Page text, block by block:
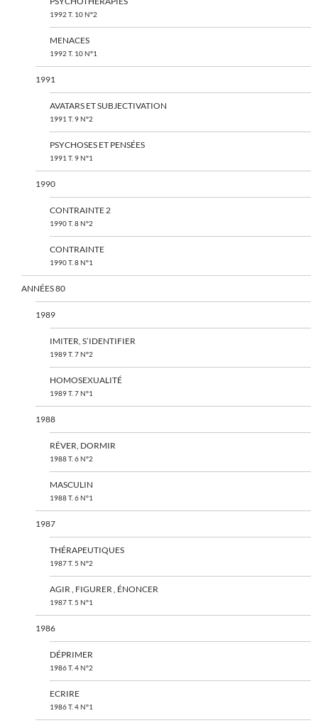
1992 T. 10 N°2
MENACES
1992 T. 10 N°1
1991
AVATARS ET SUBJECTIVATION
1991 T. 9 N°2
PSYCHOSES ET PENSÉES
1991 T. 9 N°1
1990
CONTRAINTE 2
1990 T. 8 N°2
CONTRAINTE
1990 T. 8 N°1
ANNÉES 80
1989
IMITER, S’IDENTIFIER
1989 T. 7 N°2
HOMOSEXUALITÉ
1989 T. 7 N°1
1988
RÊVER, DORMIR
1988 T. 6 N°2
MASCULIN
1988 T. 6 N°1
1987
THÉRAPEUTIQUES
1987 T. 5 N°2
AGIR , FIGURER , ÉNONCER
1987 T. 5 N°1
1986
DÉPRIMER
1986 T. 4 N°2
ECRIRE
1986 T. 4 N°1